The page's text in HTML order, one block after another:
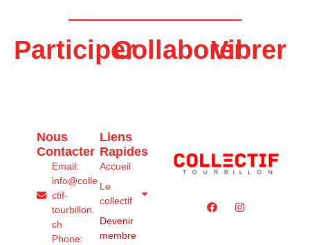
ParticiperCollaborerVibrer
Nous
Contacter
Email:
info@colle
ctif-
tourbillon.
ch
Phone:
Liens
Rapides
Accueil
Le
collectif
Devenir
membre